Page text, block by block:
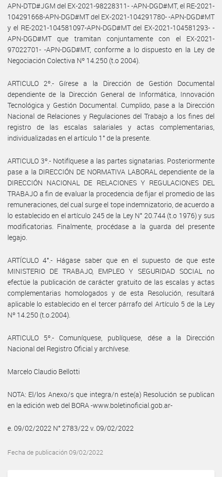
APN-DTD#JGM del EX-2021-98228311- -APN-DGD#MT, el RE-2021-
104291668-APN-DGD#MT del EX-2021-104291780- -APN-DGD#MT
y el RE-2021-104581097-APN-DGD#MT del EX-2021-104581293- -
APN-DGD#MT que tramitan conjuntamente con el EX-2021-
97022701- -APN-DGD#MT, conforme a lo dispuesto en la Ley de
Negociación Colectiva Nº 14.250 (t.o 2004).
ARTICULO 2º.- Gírese a la Dirección de Gestión Documental
dependiente de la Dirección General de Informática, Innovación
Tecnológica y Gestión Documental. Cumplido, pase a la Dirección
Nacional de Relaciones y Regulaciones del Trabajo a los fines del
registro de las escalas salariales y actas complementarias,
individualizadas en el artículo 1° de la presente.
ARTICULO 3º.- Notifíquese a las partes signatarias. Posteriormente
pase a la DIRECCIÓN DE NORMATIVA LABORAL dependiente de la
DIRECCIÓN NACIONAL DE RELACIONES Y REGULACIONES DEL
TRABAJO a fin de evaluar la procedencia de fijar el promedio de las
remuneraciones, del cual surge el tope indemnizatorio, de acuerdo a
lo establecido en el artículo 245 de la Ley N° 20.744 (t.o 1976) y sus
modificatorias. Finalmente, procédase a la guarda del presente
legajo.
ARTÍCULO 4°.- Hágase saber que en el supuesto de que este
MINISTERIO DE TRABAJO, EMPLEO Y SEGURIDAD SOCIAL no
efectúe la publicación de carácter gratuito de las escalas y actas
complementarias homologados y de esta Resolución, resultará
aplicable lo establecido en el tercer párrafo del Artículo 5 de la Ley
Nº 14.250 (t.o.2004).
ARTICULO 5º.- Comuníquese, publíquese, dése a la Dirección
Nacional del Registro Oficial y archívese.
Marcelo Claudio Bellotti
NOTA: El/los Anexo/s que integra/n este(a) Resolución se publican
en la edición web del BORA -www.boletinoficial.gob.ar-
e. 09/02/2022 N° 2783/22 v. 09/02/2022
Fecha de publicación 09/02/2022